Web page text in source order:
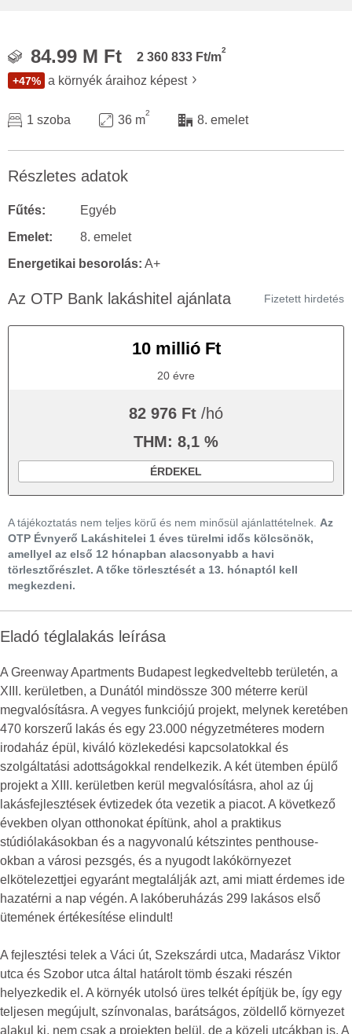
84.99 M Ft 2 360 833 Ft/m
2
+47% a környék áraihoz képest
1 szoba 36 m
2
8. emelet
Részletes adatok
Fűtés:
Egyéb
Emelet:
8. emelet
Energetikai besorolás: A+
Az OTP Bank lakáshitel ajánlata Fizetett hirdetés
10 millió Ft
20 évre
82 976 Ft /hó
THM: 8,1 %
ÉRDEKEL
A tájékoztatás nem teljes körű és nem minősül ajánlattételnek. Az
OTP Évnyerő Lakáshitelei 1 éves türelmi idős kölcsönök,
amellyel az első 12 hónapban alacsonyabb a havi
törlesztőrészlet. A tőke törlesztését a 13. hónaptól kell
megkezdeni.
Eladó téglalakás leírása
A Greenway Apartments Budapest legkedveltebb területén, a
XIII. kerületben, a Dunától mindössze 300 méterre kerül
megvalósításra. A vegyes funkciójú projekt, melynek keretében
470 korszerű lakás és egy 23.000 négyzetméteres modern
irodaház épül, kiváló közlekedési kapcsolatokkal és
szolgáltatási adottságokkal rendelkezik. A két ütemben épülő
projekt a XIII. kerületben kerül megvalósításra, ahol az új
lakásfejlesztések évtizedek óta vezetik a piacot. A következő
években olyan otthonokat építünk, ahol a praktikus
stúdiólakásokban és a nagyvonalú kétszintes penthouse-
okban a városi pezsgés, és a nyugodt lakókörnyezet
elkötelezettjei egyaránt megtalálják azt, ami miatt érdemes ide
hazatérni a nap végén. A lakóberuházás 299 lakásos első
ütemének értékesítése elindult!
A fejlesztési telek a Váci út, Szekszárdi utca, Madarász Viktor
utca és Szobor utca által határolt tömb északi részén
helyezkedik el. A környék utolsó üres telkét építjük be, így egy
teljesen megújult, színvonalas, barátságos, zöldellő környezet
alakul ki, nem csak a projekten belül, de a közeli utcákban is. A